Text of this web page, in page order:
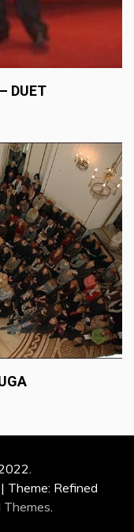
DUET
| Theme: Refined
Themes